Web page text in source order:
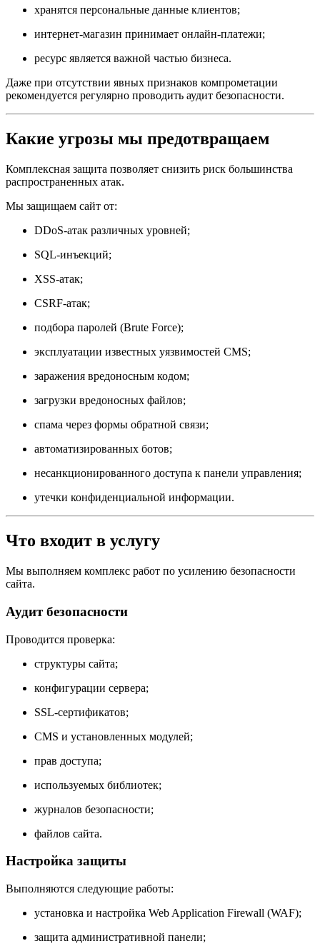
хранятся персональные данные клиентов;
интернет-магазин принимает онлайн-платежи;
ресурс является важной частью бизнеса.
Даже при отсутствии явных признаков компрометации
рекомендуется регулярно проводить аудит безопасности.
Какие угрозы мы предотвращаем
Комплексная защита позволяет снизить риск большинства
распространенных атак.
Мы защищаем сайт от:
DDoS-атак различных уровней;
SQL-инъекций;
XSS-атак;
CSRF-атак;
подбора паролей (Brute Force);
эксплуатации известных уязвимостей CMS;
заражения вредоносным кодом;
загрузки вредоносных файлов;
спама через формы обратной связи;
автоматизированных ботов;
несанкционированного доступа к панели управления;
утечки конфиденциальной информации.
Что входит в услугу
Мы выполняем комплекс работ по усилению безопасности
сайта.
Аудит безопасности
Проводится проверка:
структуры сайта;
конфигурации сервера;
SSL-сертификатов;
CMS и установленных модулей;
прав доступа;
используемых библиотек;
журналов безопасности;
файлов сайта.
Настройка защиты
Выполняются следующие работы:
установка и настройка Web Application Firewall (WAF);
защита административной панели;